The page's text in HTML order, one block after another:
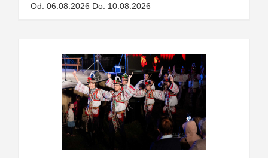
Od: 06.08.2026 Do: 10.08.2026